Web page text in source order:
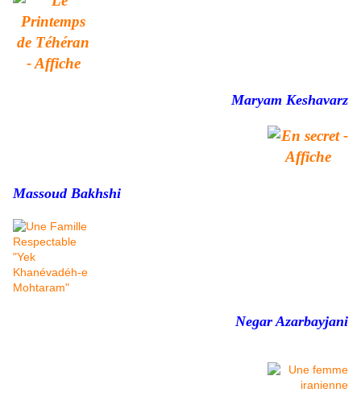
Maryam Keshavarz
Massoud Bakhshi
Negar Azarbayjani